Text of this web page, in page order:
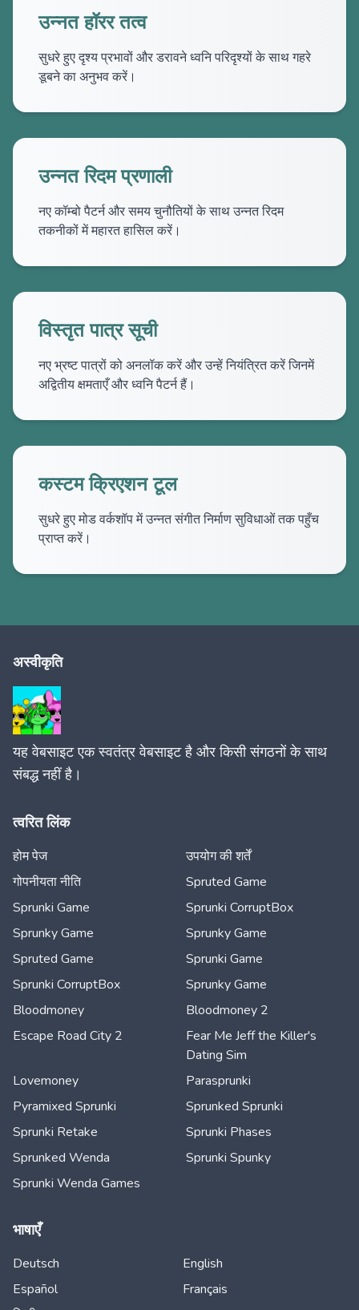
उन्नत हॉरर तत्व
सुधरे हुए दृश्य प्रभावों और डरावने ध्वनि परिदृश्यों के साथ गहरे
डूबने का अनुभव करें।
उन्नत रिदम प्रणाली
नए कॉम्बो पैटर्न और समय चुनौतियों के साथ उन्नत रिदम
तकनीकों में महारत हासिल करें।
विस्तृत पात्र सूची
नए भ्रष्ट पात्रों को अनलॉक करें और उन्हें नियंत्रित करें जिनमें
अद्वितीय क्षमताएँ और ध्वनि पैटर्न हैं।
कस्टम क्रिएशन टूल
सुधरे हुए मोड वर्कशॉप में उन्नत संगीत निर्माण सुविधाओं तक पहुँच
प्राप्त करें।
अस्वीकृति
यह वेबसाइट एक स्वतंत्र वेबसाइट है और किसी संगठनों के साथ
संबद्ध नहीं है।
त्वरित लिंक
होम पेज
उपयोग की शर्तें
गोपनीयता नीति
Spruted Game
Sprunki Game
Sprunki CorruptBox
Sprunky Game
Sprunky Game
Spruted Game
Sprunki Game
Sprunki CorruptBox
Sprunky Game
Bloodmoney
Bloodmoney 2
Escape Road City 2
Fear Me Jeff the Killer's
Dating Sim
Lovemoney
Parasprunki
Pyramixed Sprunki
Sprunked Sprunki
Sprunki Retake
Sprunki Phases
Sprunked Wenda
Sprunki Spunky
Sprunki Wenda Games
भाषाएँ
Deutsch
English
Español
Français